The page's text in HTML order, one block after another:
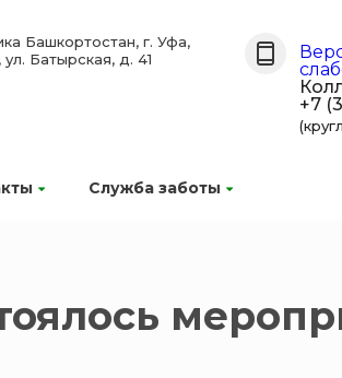
Служба заботы
Башкортостан, г. Уфа,
Батырская, д. 41
+7